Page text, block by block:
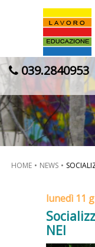
039.2840953
HOME NEWS
lunedì 11
NEI